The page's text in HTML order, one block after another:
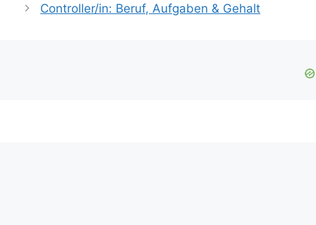
Controller/in: Beruf, Aufgaben & Gehalt